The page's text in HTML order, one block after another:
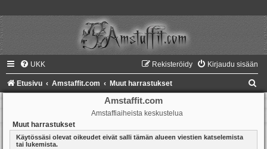
UKK Kirjaudu sisään
Rekisteröidy
Etusivu Amstaffit.com Muut harrastukset
Amstaffit.com
Amstaffiaiheista keskustelua
Muut harrastukset
Käytössäsi olevat oikeudet eivät salli tämän alueen viestien katselemista
tai lukemista.